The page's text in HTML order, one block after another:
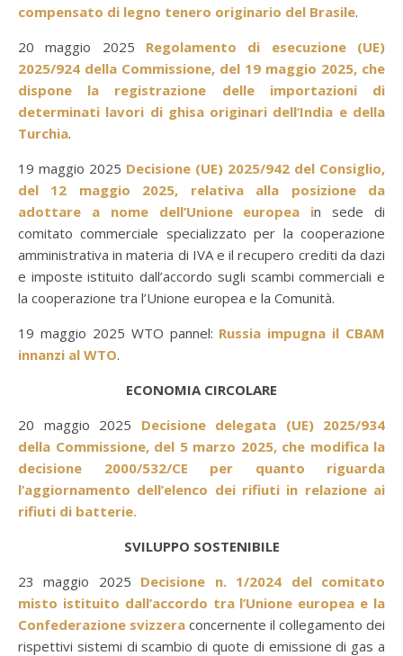
compensato di legno tenero originario del Brasile.
20 maggio 2025 Regolamento di esecuzione (UE)
2025/924 della Commissione, del 19 maggio 2025, che
dispone la registrazione delle importazioni di
determinati lavori di ghisa originari dell’India e della
Turchia.
19 maggio 2025 Decisione (UE) 2025/942 del Consiglio,
del 12 maggio 2025, relativa alla posizione da
adottare a nome dell’Unione europea in sede di
comitato commerciale specializzato per la cooperazione
amministrativa in materia di IVA e il recupero crediti da dazi
e imposte istituito dall’accordo sugli scambi commerciali e
la cooperazione tra l’Unione europea e la Comunità.
19 maggio 2025 WTO pannel: Russia impugna il CBAM
innanzi al WTO.
ECONOMIA CIRCOLARE
20 maggio 2025 Decisione delegata (UE) 2025/934
della Commissione, del 5 marzo 2025, che modifica la
decisione 2000/532/CE per quanto riguarda
l’aggiornamento dell’elenco dei rifiuti in relazione ai
rifiuti di batterie.
SVILUPPO SOSTENIBILE
23 maggio 2025 Decisione n. 1/2024 del comitato
misto istituito dall’accordo tra l’Unione europea e la
Confederazione svizzera concernente il collegamento dei
rispettivi sistemi di scambio di quote di emissione di gas a